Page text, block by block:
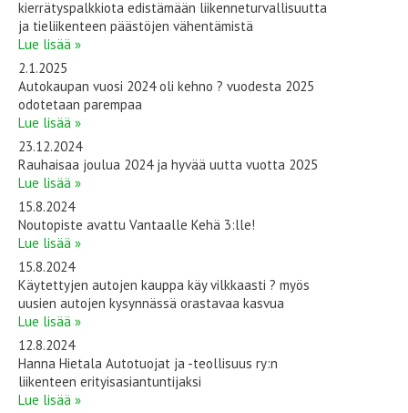
kierrätyspalkkiota edistämään liikenneturvallisuutta
ja tieliikenteen päästöjen vähentämistä
Lue lisää »
2.1.2025
Autokaupan vuosi 2024 oli kehno ? vuodesta 2025
odotetaan parempaa
Lue lisää »
23.12.2024
Rauhaisaa joulua 2024 ja hyvää uutta vuotta 2025
Lue lisää »
15.8.2024
Noutopiste avattu Vantaalle Kehä 3:lle!
Lue lisää »
15.8.2024
Käytettyjen autojen kauppa käy vilkkaasti ? myös
uusien autojen kysynnässä orastavaa kasvua
Lue lisää »
12.8.2024
Hanna Hietala Autotuojat ja -teollisuus ry:n
liikenteen erityisasiantuntijaksi
Lue lisää »